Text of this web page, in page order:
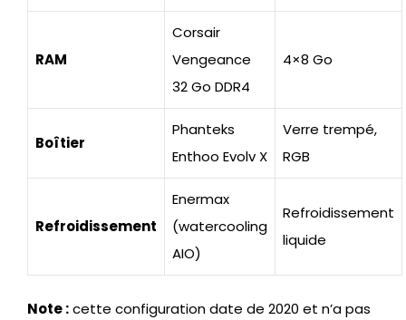
RAM
Corsair
Vengeance
32 Go DDR4
4×8 Go
Boîtier
Phanteks
Enthoo Evolv X
Verre trempé,
RGB
Refroidissement
Enermax
(watercooling
AIO)
Refroidissement
liquide
Note :cette configuration date de 2020 et n’a pas